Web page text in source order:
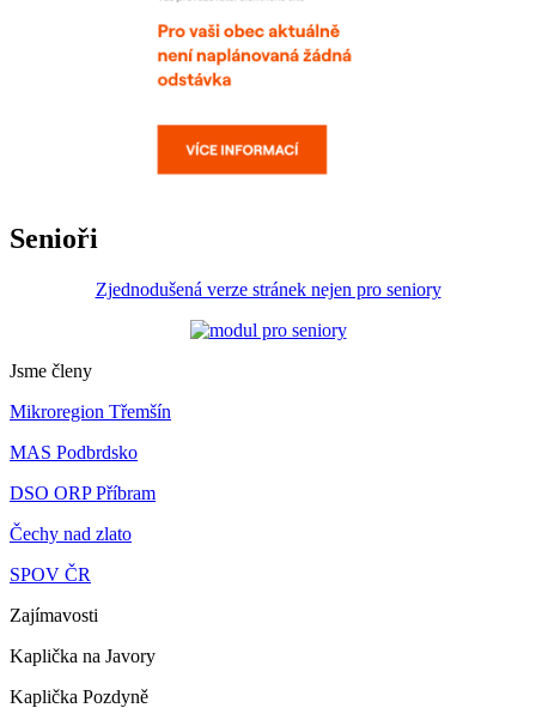
Senioři
Zjednodušená verze stránek nejen pro seniory
Jsme členy
Mikroregion Třemšín
MAS Podbrdsko
DSO ORP Příbram
Čechy nad zlato
SPOV ČR
Zajímavosti
Kaplička na Javory
Kaplička Pozdyně